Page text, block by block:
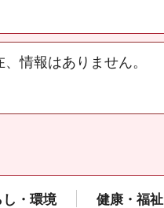
、情報はありません。
し・環境 健康・福祉